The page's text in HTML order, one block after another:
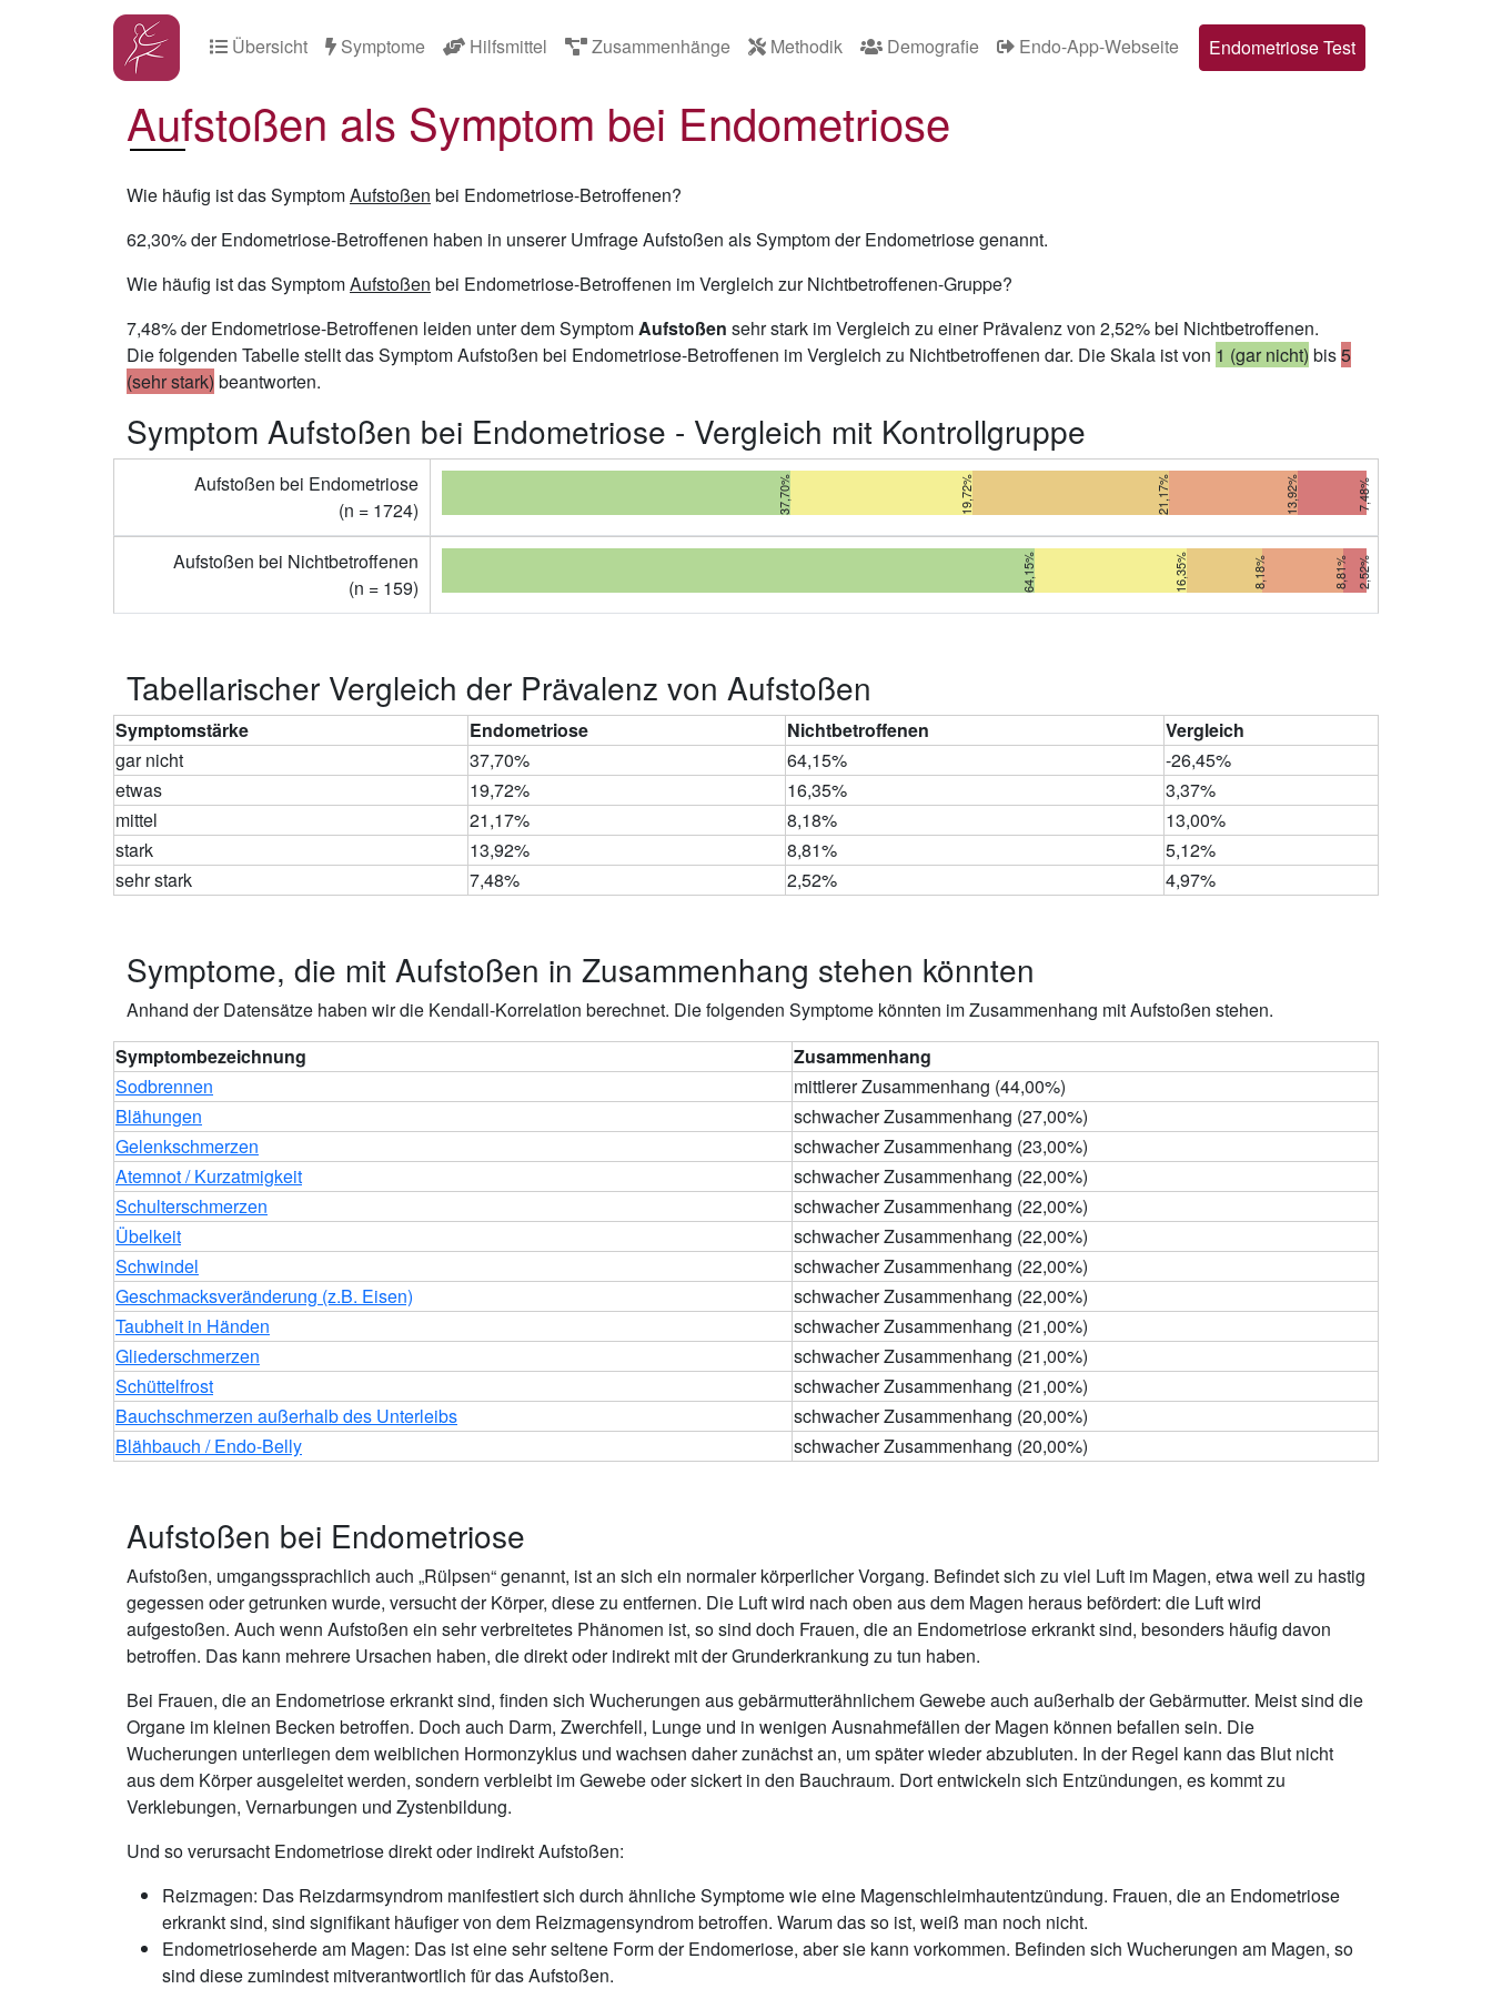
Übersicht Symptome Hilfsmittel Zusammenhänge Methodik Demografie Endo-App-Webseite Endometriose Test
Aufstoßen als Symptom bei Endometriose
Wie häufig ist das SymptomAufstoßen bei Endometriose-Betroffenen?
62,30% der Endometriose-Betroffenen haben in unserer Umfrage Aufstoßen als Symptom der Endometriose genannt.
Wie häufig ist das SymptomAufstoßen bei Endometriose-Betroffenen im Vergleich zur Nichtbetroffenen-Gruppe?
7,48% der Endometriose-Betroffenen leiden unter dem SymptomAufstoßen sehr stark im Vergleich zu einer Prävalenz von 2,52% bei Nichtbetroffenen.
Die folgenden Tabelle stellt das Symptom Aufstoßen bei Endometriose-Betroffenen im Vergleich zu Nichtbetroffenen dar. Die Skala ist von 1 (gar nicht) bis5
(sehr stark) beantworten.
Symptom Aufstoßen bei Endometriose - Vergleich mit Kontrollgruppe
Aufstoßen bei Endometriose
(n = 1724)
37,70% 19,72% 21,17% 13,92% 7,48%
Aufstoßen bei Nichtbetroffenen
(n = 159)
64,15% 16,35% 8,18% 8,81% 2,52%
Tabellarischer Vergleich der Prävalenz von Aufstoßen
Symptomstärke Endometriose Nichtbetroffenen
Vergleich
gar nicht
37,70% 64,15%
-26,45%
etwas
19,72% 16,35%
3,37%
mittel
21,17% 8,18%
13,00%
stark
13,92% 8,81%
5,12%
sehr stark
7,48% 2,52% 4,97%
Symptome, die mit Aufstoßen in Zusammenhang stehen könnten
Anhand der Datensätze haben wir die Kendall-Korrelation berechnet. Die folgenden Symptome könnten im Zusammenhang mit Aufstoßen stehen.
Symptombezeichnung
Zusammenhang
Sodbrennen
mittlerer Zusammenhang (44,00%)
Blähungen
schwacher Zusammenhang (27,00%)
Gelenkschmerzen
schwacher Zusammenhang (23,00%)
Atemnot / Kurzatmigkeit
schwacher Zusammenhang (22,00%)
Schulterschmerzen
schwacher Zusammenhang (22,00%)
Übelkeit
schwacher Zusammenhang (22,00%)
Schwindel
schwacher Zusammenhang (22,00%)
Geschmacksveränderung (z.B. Eisen)
schwacher Zusammenhang (22,00%)
Taubheit in Händen
schwacher Zusammenhang (21,00%)
Gliederschmerzen
schwacher Zusammenhang (21,00%)
Schüttelfrost
schwacher Zusammenhang (21,00%)
Bauchschmerzen außerhalb des Unterleibs
schwacher Zusammenhang (20,00%)
Blähbauch / Endo-Belly
schwacher Zusammenhang (20,00%)
Aufstoßen bei Endometriose
Aufstoßen, umgangssprachlich auch „Rülpsen“ genannt, ist an sich ein normaler körperlicher Vorgang. Befindet sich zu viel Luft im Magen, etwa weil zu hastig
gegessen oder getrunken wurde, versucht der Körper, diese zu entfernen. Die Luft wird nach oben aus dem Magen heraus befördert: die Luft wird
aufgestoßen. Auch wenn Aufstoßen ein sehr verbreitetes Phänomen ist, so sind doch Frauen, die an Endometriose erkrankt sind, besonders häufig davon
betroffen. Das kann mehrere Ursachen haben, die direkt oder indirekt mit der Grunderkrankung zu tun haben.
Bei Frauen, die an Endometriose erkrankt sind, finden sich Wucherungen aus gebärmutterähnlichem Gewebe auch außerhalb der Gebärmutter. Meist sind die
Organe im kleinen Becken betroffen. Doch auch Darm, Zwerchfell, Lunge und in wenigen Ausnahmefällen der Magen können befallen sein. Die
Wucherungen unterliegen dem weiblichen Hormonzyklus und wachsen daher zunächst an, um später wieder abzubluten. In der Regel kann das Blut nicht
aus dem Körper ausgeleitet werden, sondern verbleibt im Gewebe oder sickert in den Bauchraum. Dort entwickeln sich Entzündungen, es kommt zu
Verklebungen, Vernarbungen und Zystenbildung.
Und so verursacht Endometriose direkt oder indirekt Aufstoßen:
Reizmagen: Das Reizdarmsyndrom manifestiert sich durch ähnliche Symptome wie eine Magenschleimhautentzündung. Frauen, die an Endometriose
erkrankt sind, sind signifikant häufiger von dem Reizmagensyndrom betroffen. Warum das so ist, weiß man noch nicht.
Endometrioseherde am Magen: Das ist eine sehr seltene Form der Endomeriose, aber sie kann vorkommen. Befinden sich Wucherungen am Magen, so
sind diese zumindest mitverantwortlich für das Aufstoßen.